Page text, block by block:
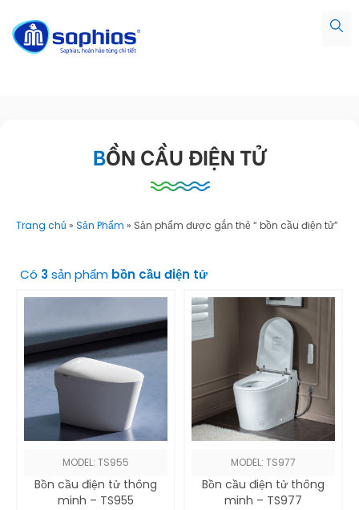
BỒN CẦU ĐIỆN TỬ
Trang chủ » Sản Phẩm » Sản phẩm được gắn thẻ “ bồn cầu điện tử”
Có 3sản phẩm bồn cầu điện tử
MODEL: TS955
Bồn cầu điện tử thông
minh – TS955
MODEL: TS977
Bồn cầu điện tử thông
minh – TS977